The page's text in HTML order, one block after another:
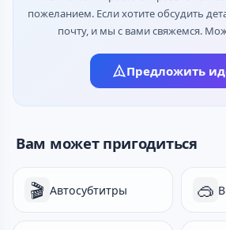
пожеланием. Если хотите обсудить
почту, и мы с вами свяжемся.
Предложить
Вам может пригодиться
🎬 Автосубтитры 🥽